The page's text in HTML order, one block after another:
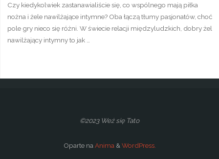
Czy kiedykolwiek zastanawialiście się, co wspólnego mają piłka
nożna i żele nawilżające intymne? Oba łączą tłumy pasjonatów, choć
pole gry nieco się różni. W świecie relacji międzyludzkich, dobry żel
nawilżający intymny to jak …
©2023 Weź się Tato
Oparte naAnima&WordPress.